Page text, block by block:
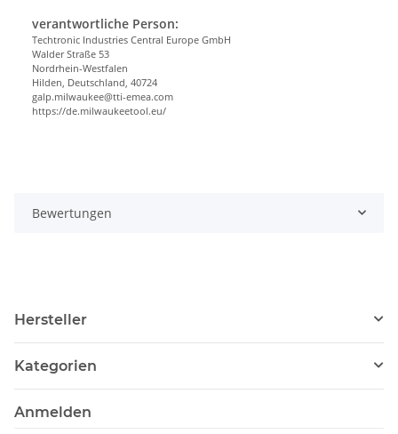
verantwortliche Person:
Techtronic Industries Central Europe GmbH
Walder Straße 53
Nordrhein-Westfalen
Hilden, Deutschland, 40724
galp.milwaukee@tti-emea.com
https://de.milwaukeetool.eu/
Bewertungen
Hersteller
Kategorien
Anmelden